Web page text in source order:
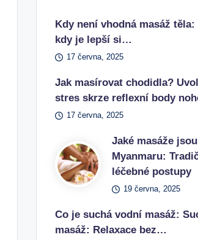
Kdy není vhodná masáž
kdy je lepší si…
17 června, 2025
Jak masírovat chodidla?
stres skrze reflexní body
17 června, 2025
Jaké masáže
Myanmaru:
léčebné postupy
19 června, 2025
Co je suchá vodní masáž:
masáž: Relaxace bez…